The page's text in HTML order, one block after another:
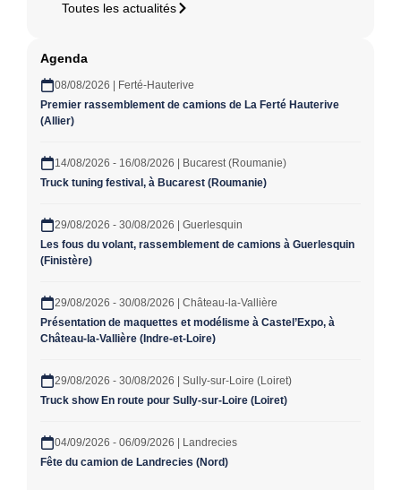
Toutes les actualités
Agenda
08/08/2026 | Ferté-Hauterive
Premier rassemblement de camions de La Ferté Hauterive
(Allier)
14/08/2026 - 16/08/2026 | Bucarest (Roumanie)
Truck tuning festival, à Bucarest (Roumanie)
29/08/2026 - 30/08/2026 | Guerlesquin
Les fous du volant, rassemblement de camions à Guerlesquin
(Finistère)
29/08/2026 - 30/08/2026 | Château-la-Vallière
Présentation de maquettes et modélisme à Castel’Expo, à
Château-la-Vallière (Indre-et-Loire)
29/08/2026 - 30/08/2026 | Sully-sur-Loire (Loiret)
Truck show En route pour Sully-sur-Loire (Loiret)
04/09/2026 - 06/09/2026 | Landrecies
Fête du camion de Landrecies (Nord)